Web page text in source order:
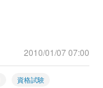
2010/01/07 07:00
資格試験